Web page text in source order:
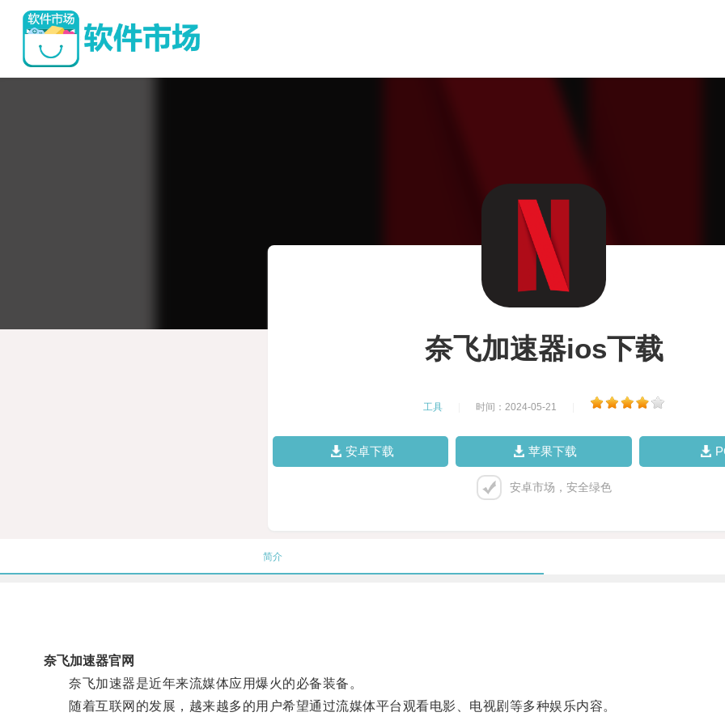
奈飞加速器ios下载
工具 时间：2024-05-21
安卓下载 苹果下载
安卓市场，安全绿色
简介
奈飞加速器官网
奈飞加速器是近年来流媒体应用爆火的必备装备。
随着互联网的发展，越来越多的用户希望通过流媒体平台观看电影、电视剧等多种娱乐内容。